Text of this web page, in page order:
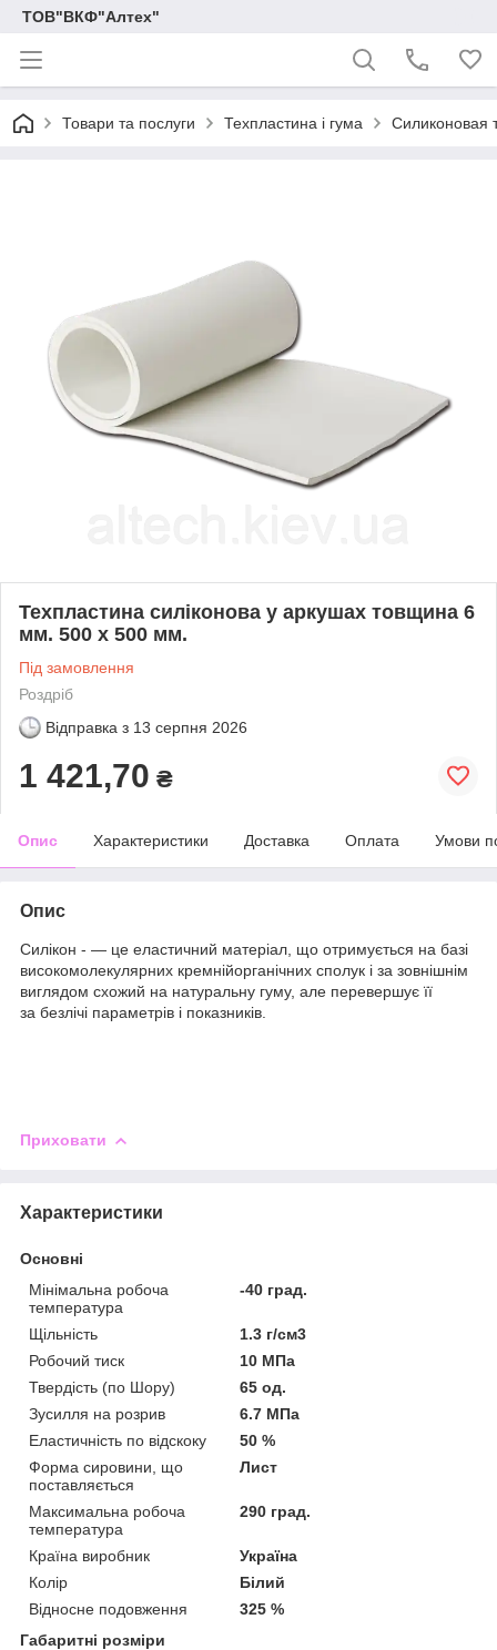
ТОВ"ВКФ"Алтех"
Товари та послуги Техпластина і гума Силиконовая
Техпластина силіконова у аркушах товщина 6
мм. 500 х 500 мм.
Під замовлення
Роздріб
Відправка з 13 серпня 2026
1 421,70 ₴
Опис Характеристики Доставка Оплата Умови
Опис
Силікон - — це еластичний матеріал, що отримується на базі
високомолекулярних кремнійорганічних сполук і за зовнішнім
виглядом схожий на натуральну гуму, але перевершує її
за безлічі параметрів і показників.
Приховати
Характеристики
Основні
Мінімальна робоча
температура
-40 град.
Щільність
1.3 г/см3
Робочий тиск
10 МПа
Твердість (по Шору)
65 од.
Зусилля на розрив
6.7 МПа
Еластичність по відскоку
50 %
Форма сировини, що
поставляється
Лист
Максимальна робоча
температура
290 град.
Країна виробник
Україна
Колір
Білий
Відносне подовження
325 %
Габаритні розміри